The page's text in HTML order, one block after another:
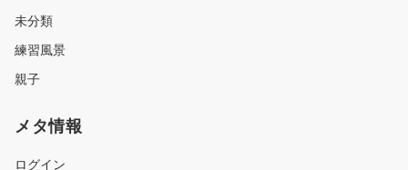
未分類
練習風景
親子
メタ情報
ログイン